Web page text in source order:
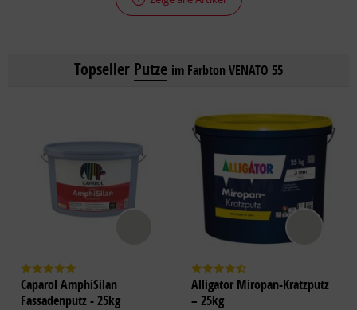
Topseller Putze im Farbton VENATO 55
Caparol AmphiSilan
Fassadenputz - 25kg
Alligator Miropan-Kratzputz
– 25kg